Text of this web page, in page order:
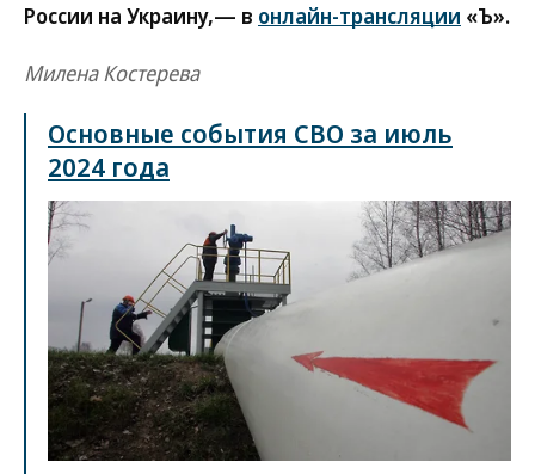
России на Украину,— в онлайн-трансляции «Ъ».
Милена Костерева
Основные события СВО за июль
2024 года